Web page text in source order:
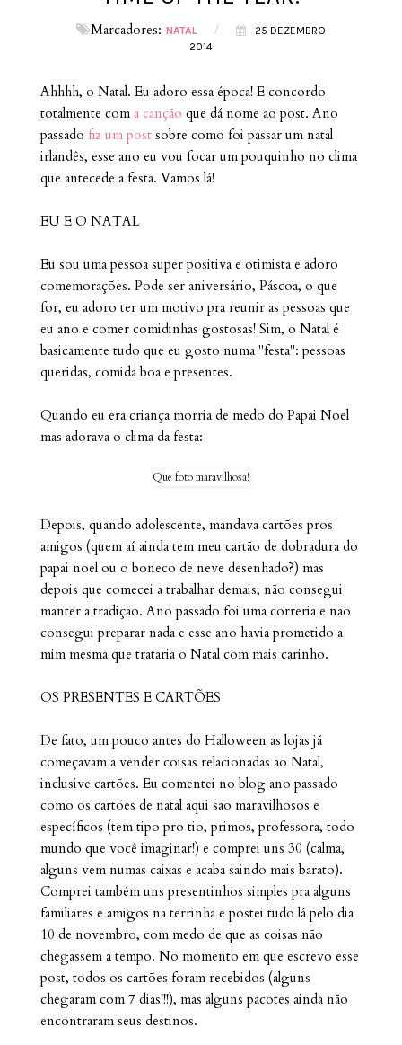
Marcadores: NATAL /
25 DEZEMBRO
2014
Ahhhh, o Natal. Eu adoro essa época! E concordo
totalmente com a canção que dá nome ao post. Ano
passado fiz um post sobre como foi passar um natal
irlandês, esse ano eu vou focar um pouquinho no clima
que antecede a festa. Vamos lá!
EU E O NATAL
Eu sou uma pessoa super positiva e otimista e adoro
comemorações. Pode ser aniversário, Páscoa, o que
for, eu adoro ter um motivo pra reunir as pessoas que
eu ano e comer comidinhas gostosas! Sim, o Natal é
basicamente tudo que eu gosto numa "festa": pessoas
queridas, comida boa e presentes.
Quando eu era criança morria de medo do Papai Noel
mas adorava o clima da festa:
Que foto maravilhosa!
Depois, quando adolescente, mandava cartões pros
amigos (quem aí ainda tem meu cartão de dobradura do
papai noel ou o boneco de neve desenhado?) mas
depois que comecei a trabalhar demais, não consegui
manter a tradição. Ano passado foi uma correria e não
consegui preparar nada e esse ano havia prometido a
mim mesma que trataria o Natal com mais carinho.
OS PRESENTES E CARTÕES
De fato, um pouco antes do Halloween as lojas já
começavam a vender coisas relacionadas ao Natal,
inclusive cartões. Eu comentei no blog ano passado
como os cartões de natal aqui são maravilhosos e
específicos (tem tipo pro tio, primos, professora, todo
mundo que você imaginar!) e comprei uns 30 (calma,
alguns vem numas caixas e acaba saindo mais barato).
Comprei também uns presentinhos simples pra alguns
familiares e amigos na terrinha e postei tudo lá pelo dia
10 de novembro, com medo de que as coisas não
chegassem a tempo. No momento em que escrevo esse
post, todos os cartões foram recebidos (alguns
chegaram com 7 dias!!!), mas alguns pacotes ainda não
encontraram seus destinos.